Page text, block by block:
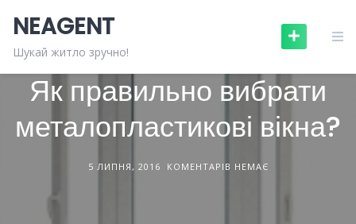
content
NEAGENT
Шукай житло зручно!БУДІВЕЛЬНІ МАТЕРІАЛИ
Як правильно вибрати
металопластикові вікна?
5 ЛИПНЯ, 2016 КОМЕНТАРІВ НЕМАЄ